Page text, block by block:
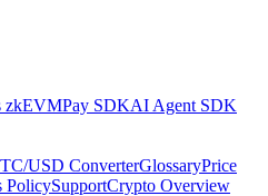
zkEVMPay SDKAI Agent SDK
USD ConverterGlossaryPrice
PolicySupportCrypto Overview